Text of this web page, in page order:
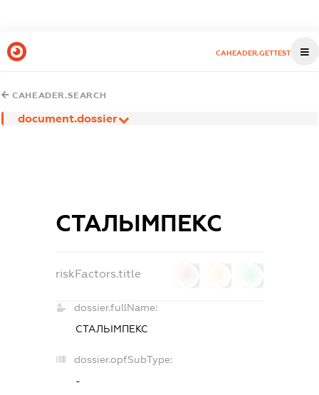
CAHEADER.GETTEST
CAHEADER.SEARCH
document.dossier
СТАЛЬІМПЕКС
riskFactors.title
dossier.fullName:
СТАЛЬІМПЕКС
dossier.opfSubType:
-